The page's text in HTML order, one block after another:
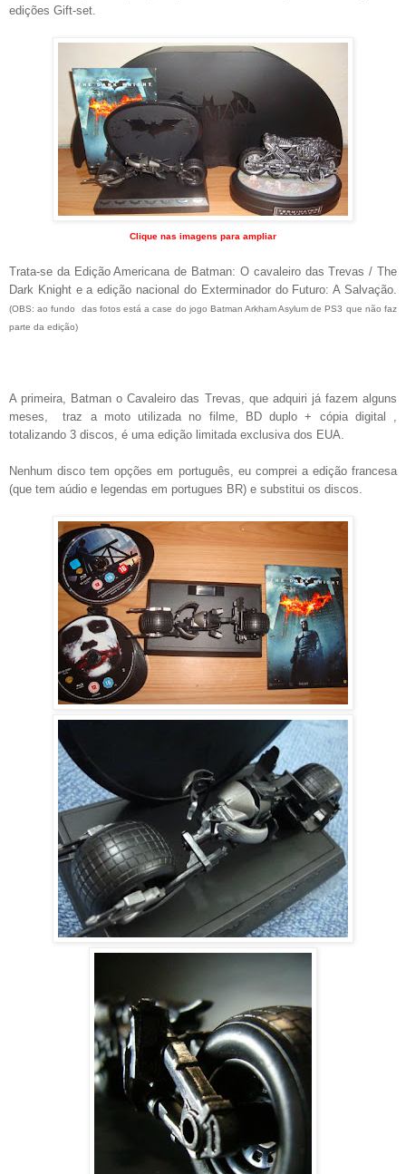
edições Gift-set.
Clique nas imagens para ampliar
Trata-se da Edição Americana de Batman: O cavaleiro das Trevas / The
Dark Knight e a edição nacional do Exterminador do Futuro: A Salvação.
(OBS: ao fundo das fotos está a case do jogo Batman Arkham Asylum de PS3 que não faz
parte da edição)
A primeira, Batman o Cavaleiro das Trevas,
que adquiri já fazem alguns
meses, traz a moto utilizada no filme, BD duplo + cópia digital ,
totalizando 3 discos, é uma edição limitada exclusiva dos EUA.
Nenhum disco tem opções em português, eu comprei a edição francesa
(que tem aúdio e legendas em portugues BR) e substitui os discos.